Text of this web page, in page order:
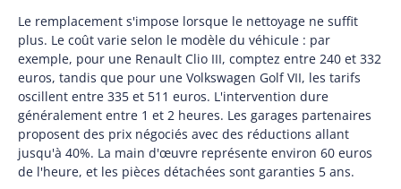
Le remplacement s'impose lorsque le nettoyage ne suffit
plus. Le coût varie selon le modèle du véhicule : par
exemple, pour une Renault Clio III, comptez entre 240 et 332
euros, tandis que pour une Volkswagen Golf VII, les tarifs
oscillent entre 335 et 511 euros. L'intervention dure
généralement entre 1 et 2 heures. Les garages partenaires
proposent des prix négociés avec des réductions allant
jusqu'à 40%. La main d'œuvre représente environ 60 euros
de l'heure, et les pièces détachées sont garanties 5 ans.